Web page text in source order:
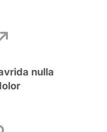
nulla